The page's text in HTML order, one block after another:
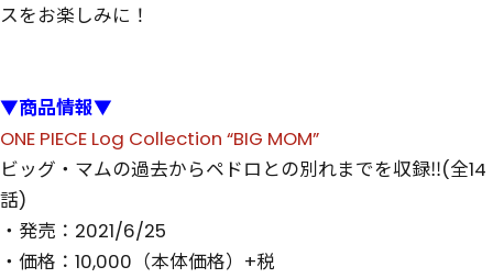
スをお楽しみに！
▼商品情報▼
ONE PIECE Log Collection “BIG MOM”
ビッグ・マムの過去からペドロとの別れまでを収録‼(全14
話)
・発売：2021/6/25
・価格：10,000（本体価格）+税